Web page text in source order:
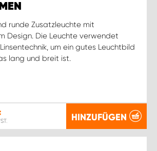
runde Zusatzleuchte mit
Design. Die Leuchte verwendet
um ein gutes Leuchtbild
lang und breit ist.
HINZUFÜGEN